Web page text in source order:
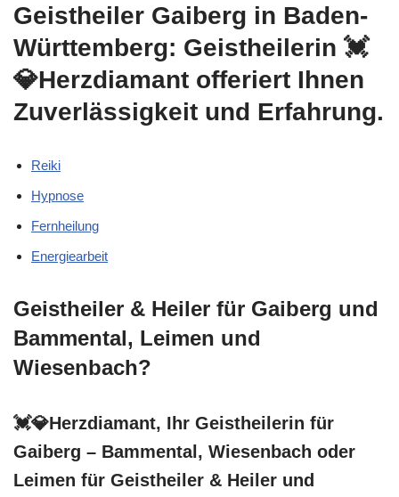
Geistheiler Gaiberg in Baden-
Württemberg: Geistheilerin 💓️
💎Herzdiamant offeriert Ihnen
Zuverlässigkeit und Erfahrung.
Reiki
Hypnose
Fernheilung
Energiearbeit
Geistheiler & Heiler für Gaiberg und
Bammental, Leimen und
Wiesenbach?
💓️💎Herzdiamant, Ihr Geistheilerin für
Gaiberg – Bammental, Wiesenbach oder
Leimen für Geistheiler & Heiler und